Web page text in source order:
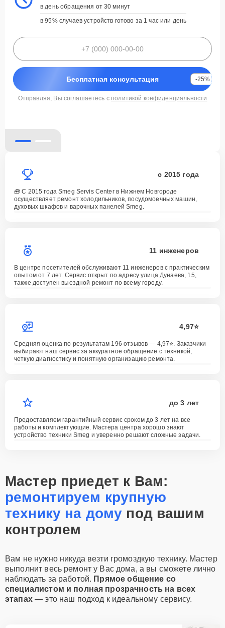
в день обращения от 30 минут
в 95% случаев устройств готово за 1 час или день
Бесплатная консультация -25%
Отправляя, Вы соглашаетесь с политикой конфиденциальности
гарантия оформляется письменно на все работы и
запчасти
в день обращения от 30 минут
в 95% случаев устройств готово за 1 час или день
с 2015 года
🧰 С 2015 года Smeg Servis Center в Нижнем Новгороде
осуществляет ремонт холодильников, посудомоечных машин,
духовых шкафов и варочных панелей Smeg.
11 инженеров
В центре посетителей обслуживают 11 инженеров с практическим
опытом от 7 лет. Сервис открыт по адресу улица Дунаева, 15,
также доступен выездной ремонт по всему городу.
4,97⭐️
Средняя оценка по результатам 196 отзывов — 4,97⭐️. Заказчики
выбирают наш сервис за аккуратное обращение с техникой,
четкую диагностику и понятную организацию ремонта.
до 3 лет
Предоставляем гарантийный сервис сроком до 3 лет на все
работы и комплектующие. Мастера центра хорошо знают
устройство техники Smeg и уверенно решают сложные задачи.
Мастер приедет к Вам:
ремонтируем крупную
технику на дому под вашим
контролем
Вам не нужно никуда везти громоздкую технику. Мастер
выполнит весь ремонт у Вас дома, а вы сможете лично
наблюдать за работой. Прямое общение со
специалистом и полная прозрачность на всех
этапах— это наш подход к идеальному сервису.